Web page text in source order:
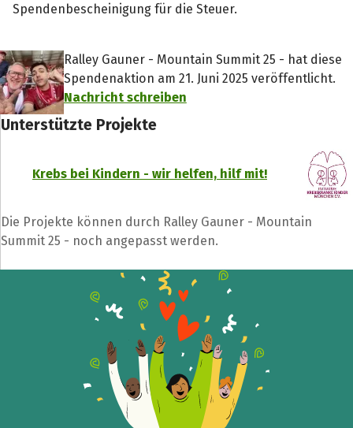
Spendenbescheinigung für die Steuer.
Ralley Gauner - Mountain Summit 25 - hat diese
Spendenaktion am 21. Juni 2025 veröffentlicht.
Nachricht schreiben
Unterstützte Projekte
Krebs bei Kindern - wir helfen, hilf mit!
Die Projekte können durch Ralley Gauner - Mountain
Summit 25 - noch angepasst werden.
Teile die Spendenaktion
Facebook WhatsApp